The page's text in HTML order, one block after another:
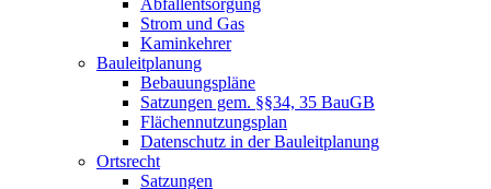
Abfallentsorgung
Strom und Gas
Kaminkehrer
Bauleitplanung
Bebauungspläne
Satzungen gem. §§34, 35 BauGB
Flächennutzungsplan
Datenschutz in der Bauleitplanung
Ortsrecht
Satzungen